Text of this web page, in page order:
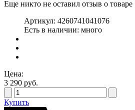
Еще никто не оставил отзыв о товаре
Артикул: 4260741041076
Есть в наличии: много
Цена:
3 290 руб.
Купить